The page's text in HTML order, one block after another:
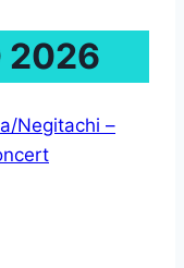
2026
Negitachi –